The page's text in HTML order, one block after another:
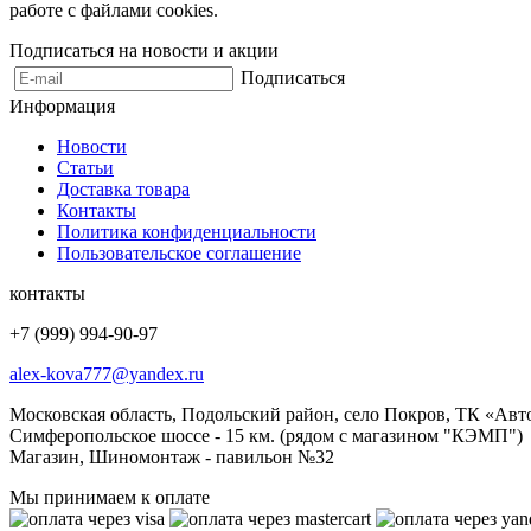
работе с файлами cookies.
Подписаться на новости и акции
Подписаться
Информация
Новости
Статьи
Доставка товара
Контакты
Политика конфиденциальности
Пользовательское соглашение
контакты
+7 (999) 994-90-97
alex-kova777@yandex.ru
Московская область, Подольский район, село Покров, ТК
Симферопольское шоссе - 15 км. (рядом с магазином "КЭМП")
Магазин, Шиномонтаж - павильон №32
Мы принимаем к оплате